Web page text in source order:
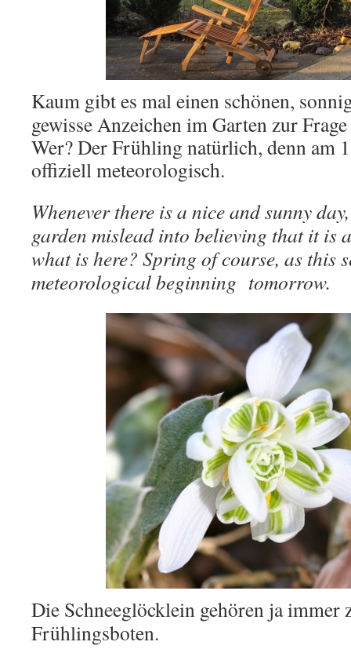
Kaum gibt es mal einen schönen,
gewisse Anzeichen im Garten zur
Wer? Der Frühling natürlich, denn am
offiziell meteorologisch.
Whenever there is a nice and sunny
garden mislead into believing that it is
what is here? Spring of course, as this
meteorological beginning tomorrow.
Die Schneeglöcklein gehören ja immer
Frühlingsboten.